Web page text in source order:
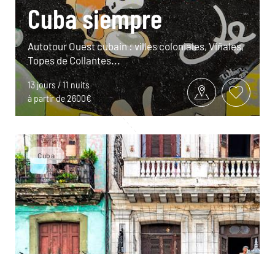
Cuba siempre
Autotour Ouest cubain : villes coloniales, Viñales,
Topes de Collantes...
13 jours / 11 nuits
à partir de 2600€
Cuba